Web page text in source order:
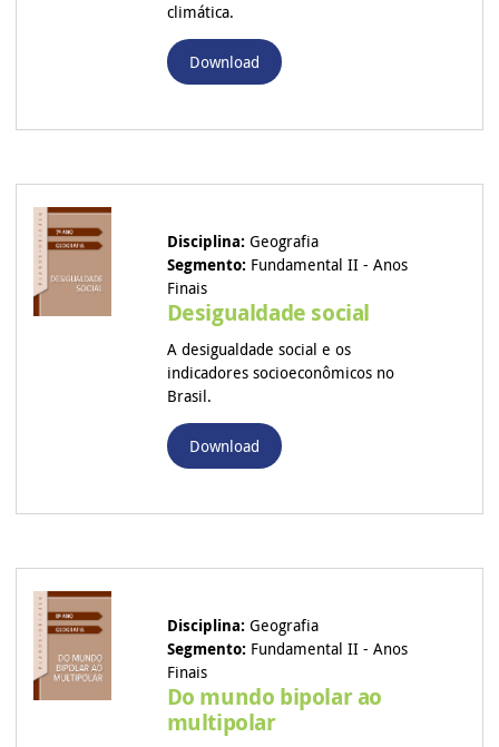
climática.
Download
Disciplina: Geografia
Segmento: Fundamental II - Anos
Finais
Desigualdade social
A desigualdade social e os
indicadores socioeconômicos no
Brasil.
Download
Disciplina: Geografia
Segmento: Fundamental II - Anos
Finais
Do mundo bipolar ao
multipolar